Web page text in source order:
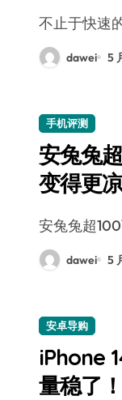
不止于快
dawei 5
手机评测
安兔兔
变得更
安兔兔超
dawei 5
安卓导购
iPhone
量稳了！